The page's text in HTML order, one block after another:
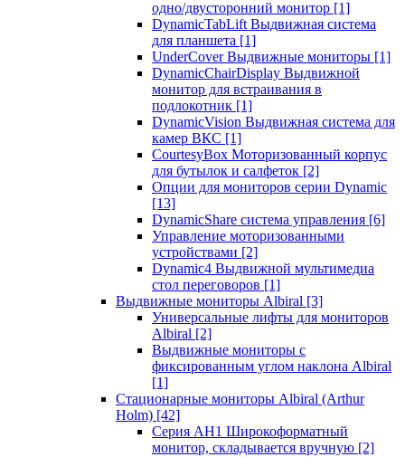
одно/двусторонний монитор [1]
DynamicTabLift Выдвижная система
для планшета [1]
UnderCover Выдвижные мониторы [1]
DynamicChairDisplay Выдвижной
монитор для встраивания в
подлокотник [1]
DynamicVision Выдвижная система для
камер ВКС [1]
CourtesyBox Моторизованный корпус
для бутылок и салфеток [2]
Опции для мониторов серии Dynamic
[13]
DynamicShare система управления [6]
Управление моторизованными
устройствами [2]
Dynamic4 Выдвижной мультимедиа
стол переговоров [1]
Выдвижные мониторы Albiral [3]
Универсальные лифты для мониторов
Albiral [2]
Выдвижные мониторы с
фиксированным углом наклона Albiral
[1]
Стационарные мониторы Albiral (Arthur
Holm) [42]
Серия AH1 Широкоформатный
монитор, складывается вручную [2]